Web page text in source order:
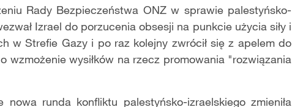
Rady Bezpieczeństwa ONZ w sprawie palestyńsko-
Izrael do porzucenia obsesji na punkcie użycia siły i
w Strefie Gazy i po raz kolejny zwrócił się z apelem do
wzmożenie wysiłków na rzecz promowania "rozwiązania
nowa runda konfliktu palestyńsko-izraelskiego zmieniła